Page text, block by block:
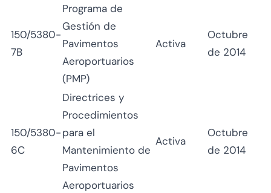
150/5380-
7B
Programa de
Gestión de
Pavimentos
Aeroportuarios
(PMP)
Activa
Octubre
de 2014
150/5380-
6C
Directrices y
Procedimientos
para el
Mantenimiento de
Pavimentos
Aeroportuarios
Activa
Octubre
de 2014